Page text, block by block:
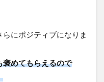
にポジティブになりま
褒めてもらえるので